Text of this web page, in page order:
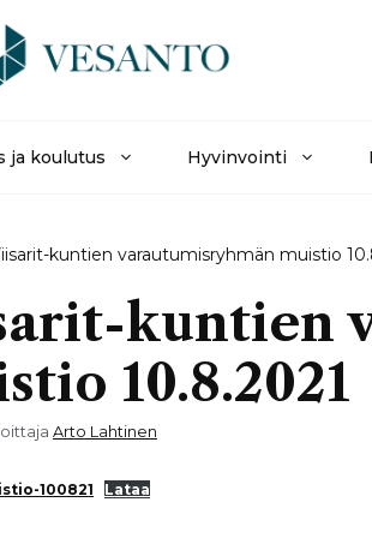
ja koulutus Hyvinvointi
kuntien varautumisryhmän muistio
kuntien
10.8.2021
Arto Lahtinen
100821 Lataa